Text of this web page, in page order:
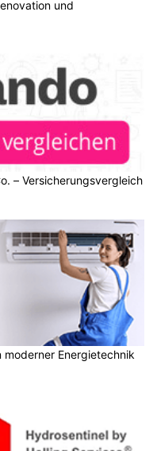
und
– Versicherungsvergleich
moderner Energietechnik